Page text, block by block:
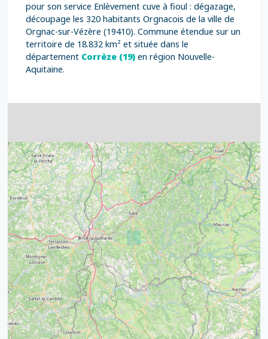
pour son service Enlèvement cuve à fioul : dégazage,
découpage les 320 habitants Orgnacois de la ville de
Orgnac-sur-Vézère (19410). Commune étendue sur un
territoire de 18.832 km² et située dans le
département Corrèze (19) en région Nouvelle-
Aquitaine.
4
15
21
14
32
39
52 68
43